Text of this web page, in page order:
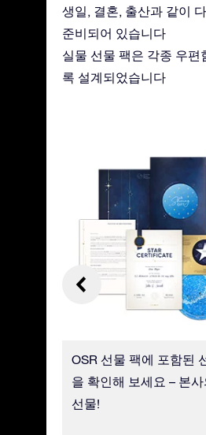
생일, 결혼, 출산과 같이
준비되어 있습니다
실물 선물 팩은 각종 우편
록 설계되었습니다
OSR 선물 팩에 포함된
을 확인해 보세요 – 본
선물!